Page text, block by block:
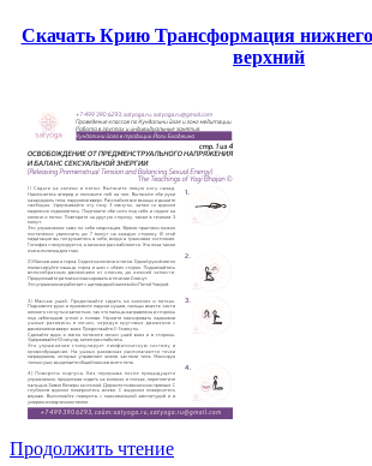
Скачать Крию Трансформация
верхний
Продолжить чтение